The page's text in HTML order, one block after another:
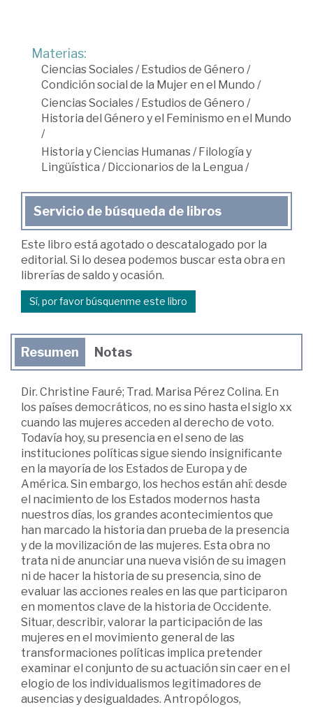
Materias:
Ciencias Sociales/Estudios de Género /
Condición social de la Mujer en el Mundo /
Ciencias Sociales/Estudios de Género /
Historia del Género y el Feminismo en el Mundo
/
Historia y Ciencias Humanas/Filología y
Lingüística /Diccionarios de la Lengua /
Servicio de búsqueda de libros
Este libro está agotado o descatalogado por la
editorial. Si lo desea podemos buscar esta obra en
librerías de saldo y ocasión.
Sí, por favor búsquenme este libro
Resumen Notas
Dir. Christine Fauré; Trad. Marisa Pérez Colina. En
los países democráticos, no es sino hasta el siglo xx
cuando las mujeres acceden al derecho de voto.
Todavía hoy, su presencia en el seno de las
instituciones políticas sigue siendo insignificante
en la mayoría de los Estados de Europa y de
América. Sin embargo, los hechos están ahí: desde
el nacimiento de los Estados modernos hasta
nuestros días, los grandes acontecimientos que
han marcado la historia dan prueba de la presencia
y de la movilización de las mujeres. Esta obra no
trata ni de anunciar una nueva visión de su imagen
ni de hacer la historia de su presencia, sino de
evaluar las acciones reales en las que participaron
en momentos clave de la historia de Occidente.
Situar, describir, valorar la participación de las
mujeres en el movimiento general de las
transformaciones políticas implica pretender
examinar el conjunto de su actuación sin caer en el
elogio de los individualismos legitimadores de
ausencias y desigualdades. Antropólogos,